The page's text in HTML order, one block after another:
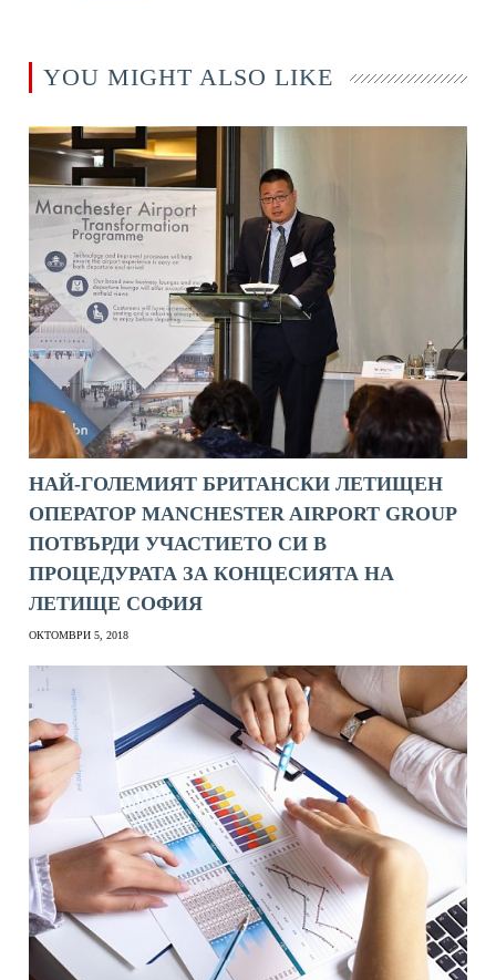
YOU MIGHT ALSO LIKE
НАЙ-ГОЛЕМИЯТ БРИТАНСКИ ЛЕТИЩЕН
ОПЕРАТОР MANCHESTER AIRPORT GROUP
ПОТВЪРДИ УЧАСТИЕТО СИ В
ПРОЦЕДУРАТА ЗА КОНЦЕСИЯТА НА
ЛЕТИЩЕ СОФИЯ
ОКТОМВРИ 5, 2018